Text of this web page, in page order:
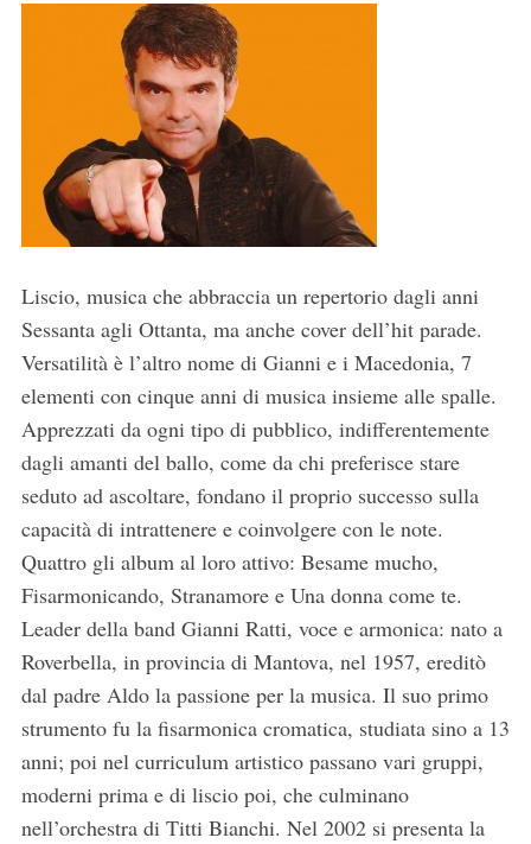
Liscio, musica che abbraccia un repertorio dagli anni
Sessanta agli Ottanta, ma anche cover dell’hit parade.
Versatilità è l’altro nome di Gianni e i Macedonia, 7
elementi con cinque anni di musica insieme alle spalle.
Apprezzati da ogni tipo di pubblico, indifferentemente
dagli amanti del ballo, come da chi preferisce stare
seduto ad ascoltare, fondano il proprio successo sulla
capacità di intrattenere e coinvolgere con le note.
Quattro gli album al loro attivo: Besame mucho,
Fisarmonicando, Stranamore e Una donna come te.
Leader della band Gianni Ratti, voce e armonica: nato a
Roverbella, in provincia di Mantova, nel 1957, ereditò
dal padre Aldo la passione per la musica. Il suo primo
strumento fu la fisarmonica cromatica, studiata sino a 13
anni; poi nel curriculum artistico passano vari gruppi,
moderni prima e di liscio poi, che culminano
nell’orchestra di Titti Bianchi. Nel 2002 si presenta la